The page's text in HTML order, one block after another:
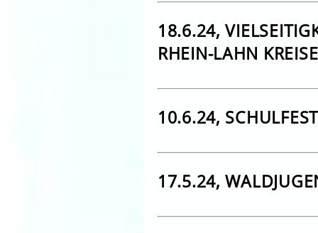
18.6.24,
RHEIN-LAHN
10.6.24, SCHULFEST
17.5.24,